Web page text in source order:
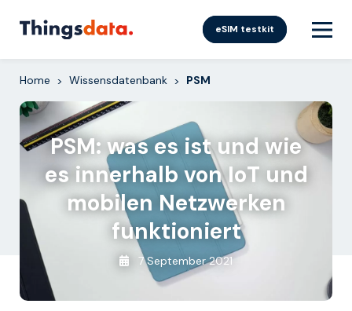
eSIM testkit
Home > Wissensdatenbank > PSM
PSM: was es ist und wie
es innerhalb von IoT und
mobilen Netzwerken
funktioniert
7 September 2021